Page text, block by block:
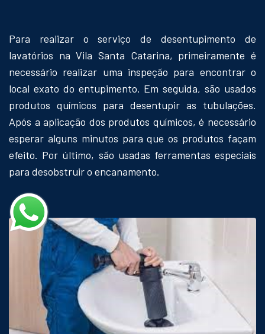
Para realizar o serviço de desentupimento de
lavatórios na Vila Santa Catarina, primeiramente é
necessário realizar uma inspeção para encontrar o
local exato do entupimento. Em seguida, são usados
produtos químicos para desentupir as tubulações.
Após a aplicação dos produtos químicos, é necessário
esperar alguns minutos para que os produtos façam
efeito. Por último, são usadas ferramentas especiais
para desobstruir o encanamento.